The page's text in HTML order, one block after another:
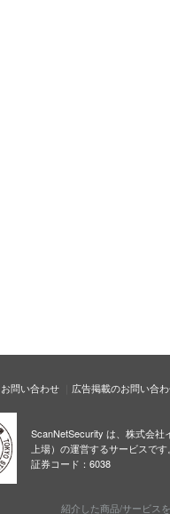
問い合わせ 広告掲載のお問い合
ScanNetSecurity は、株式会社
上場）の運営するサービスです
証券コード：6038
紹介した商品/サービス